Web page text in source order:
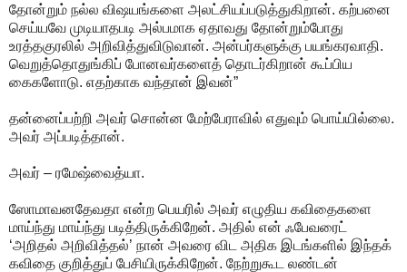
தோன்றும் நல்ல விஷயங்களை அலட்சியப்படுத்துகிறான். கற்பனை
செய்யவே முடியாதபடி அல்பமாக ஏதாவது தோன்றும்போது
உரத்தகுரலில் அறிவித்துவிடுவான். அன்பர்களுக்கு பயங்கரவாதி.
வெறுத்தொதுங்கிப் போனவர்களைத் தொடர்கிறான் கூப்பிய
கைகளோடு. எதற்காக வந்தான் இவன்”
தன்னைப்பற்றி அவர் சொன்ன மேற்பேராவில் எதுவும் பொய்யில்லை.
அவர் அப்படித்தான்.
அவர் – ரமேஷ்வைத்யா.
ஸோமாவனதேவதா என்ற பெயரில் அவர் எழுதிய கவிதைகளை
மாய்ந்து மாய்ந்து படித்திருக்கிறேன். அதில் என் ஃபேவரைட்
‘அறிதல் அறிவித்தல்’ நான் அவரை விட அதிக இடங்களில் இந்தக்
கவிதை குறித்துப் பேசியிருக்கிறேன். நேற்றுகூட லண்டன்